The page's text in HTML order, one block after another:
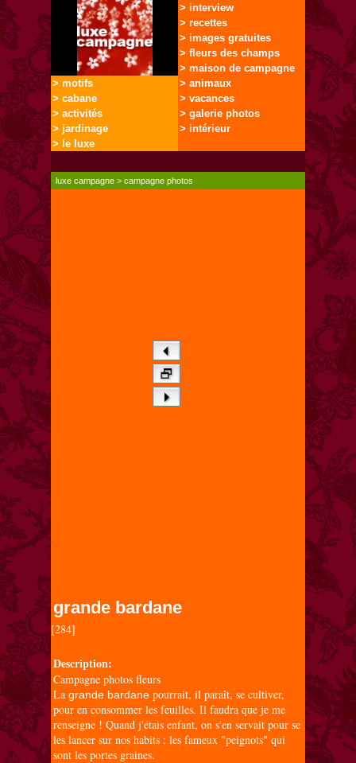
> interview
> recettes
> images gratuites
> fleurs des champs
> maison de campagne
> motifs
> cabane
> activités
> jardinage
> le luxe
> animaux
> vacances
> galerie photos
> intérieur
luxe campagne >campagne photos
grande bardane
[284]
Description:
Campagne photos fleurs
Lagrande bardane pourrait, il paraît, se cultiver,
pour en consommer les feuilles. Il faudra que je me
renseigne ! Quand j'étais enfant, on s'en servait pour se
les lancer sur nos habits : les fameux "peignots" qui
sont les portes graines.